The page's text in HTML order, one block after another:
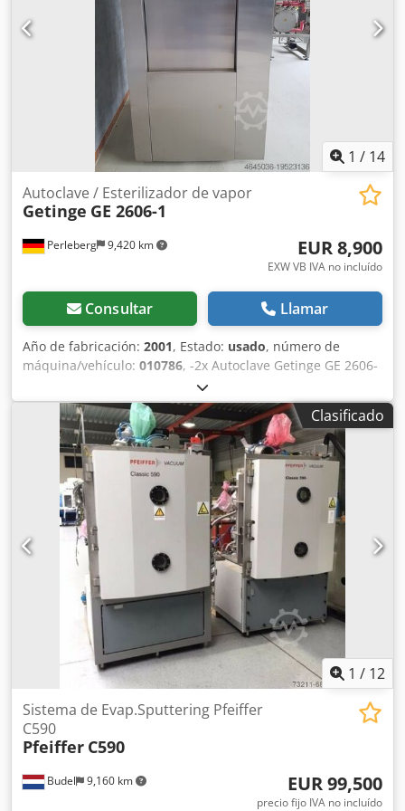
Con un carro interior y un carro exterior - Con 1 juego de
accesorios de instalación - Con sistema de control
automático; la unidad PLC es Siemens Simatic S7 - Con los
accesorios de aire para la instalación - Peso: 1300 kg
1 / 14
Perleberg 9,420 km
Autoclave / Esterilizador de vapor
Getinge GE 2606-1
EUR 8,900
EXW VB IVA no incluído
Consultar Llamar
Año de fabricación: 2001, Estado: usado, número de
máquina/vehículo: 010786, -2x Autoclave Getinge GE 2606-
1 -2x Generador de vapor Getinge 50 litros – 56 kg/h -2x
Bomba de vacío Sterling SIHI Lema 90 AZ Dcodpfx Akjwx
Hwae Hsk
Clasificado
1 / 12
Budel 9,160 km
Sistema de Evap.Sputtering Pfeiffer
C590
Pfeiffer C590
EUR 99,500
precio fijo IVA no incluído